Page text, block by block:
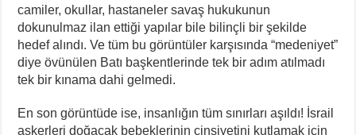
camiler, okullar, hastaneler savaş hukukunun
dokunulmaz ilan ettiği yapılar bile bilinçli bir şekilde
hedef alındı. Ve tüm bu görüntüler karşısında “medeniyet”
diye övünülen Batı başkentlerinde tek bir adım atılmadı
tek bir kınama dahi gelmedi.
En son görüntüde ise, insanlığın tüm sınırları aşıldı! İsrail
askerleri doğacak bebeklerinin cinsiyetini kutlamak için